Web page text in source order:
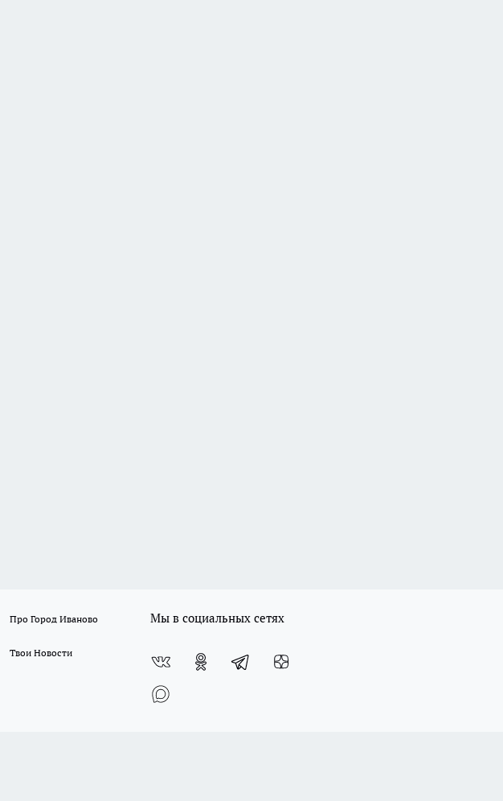
Про Город Иваново
Твои Новости
Мы в социальных сетях